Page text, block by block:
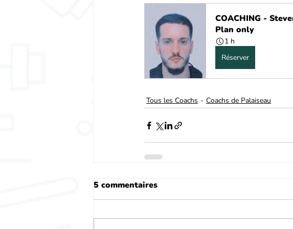
COACHING -
Plan only
1 h
Réserver
Tous les Coachs Coachs de Palaiseau
5 commentaires